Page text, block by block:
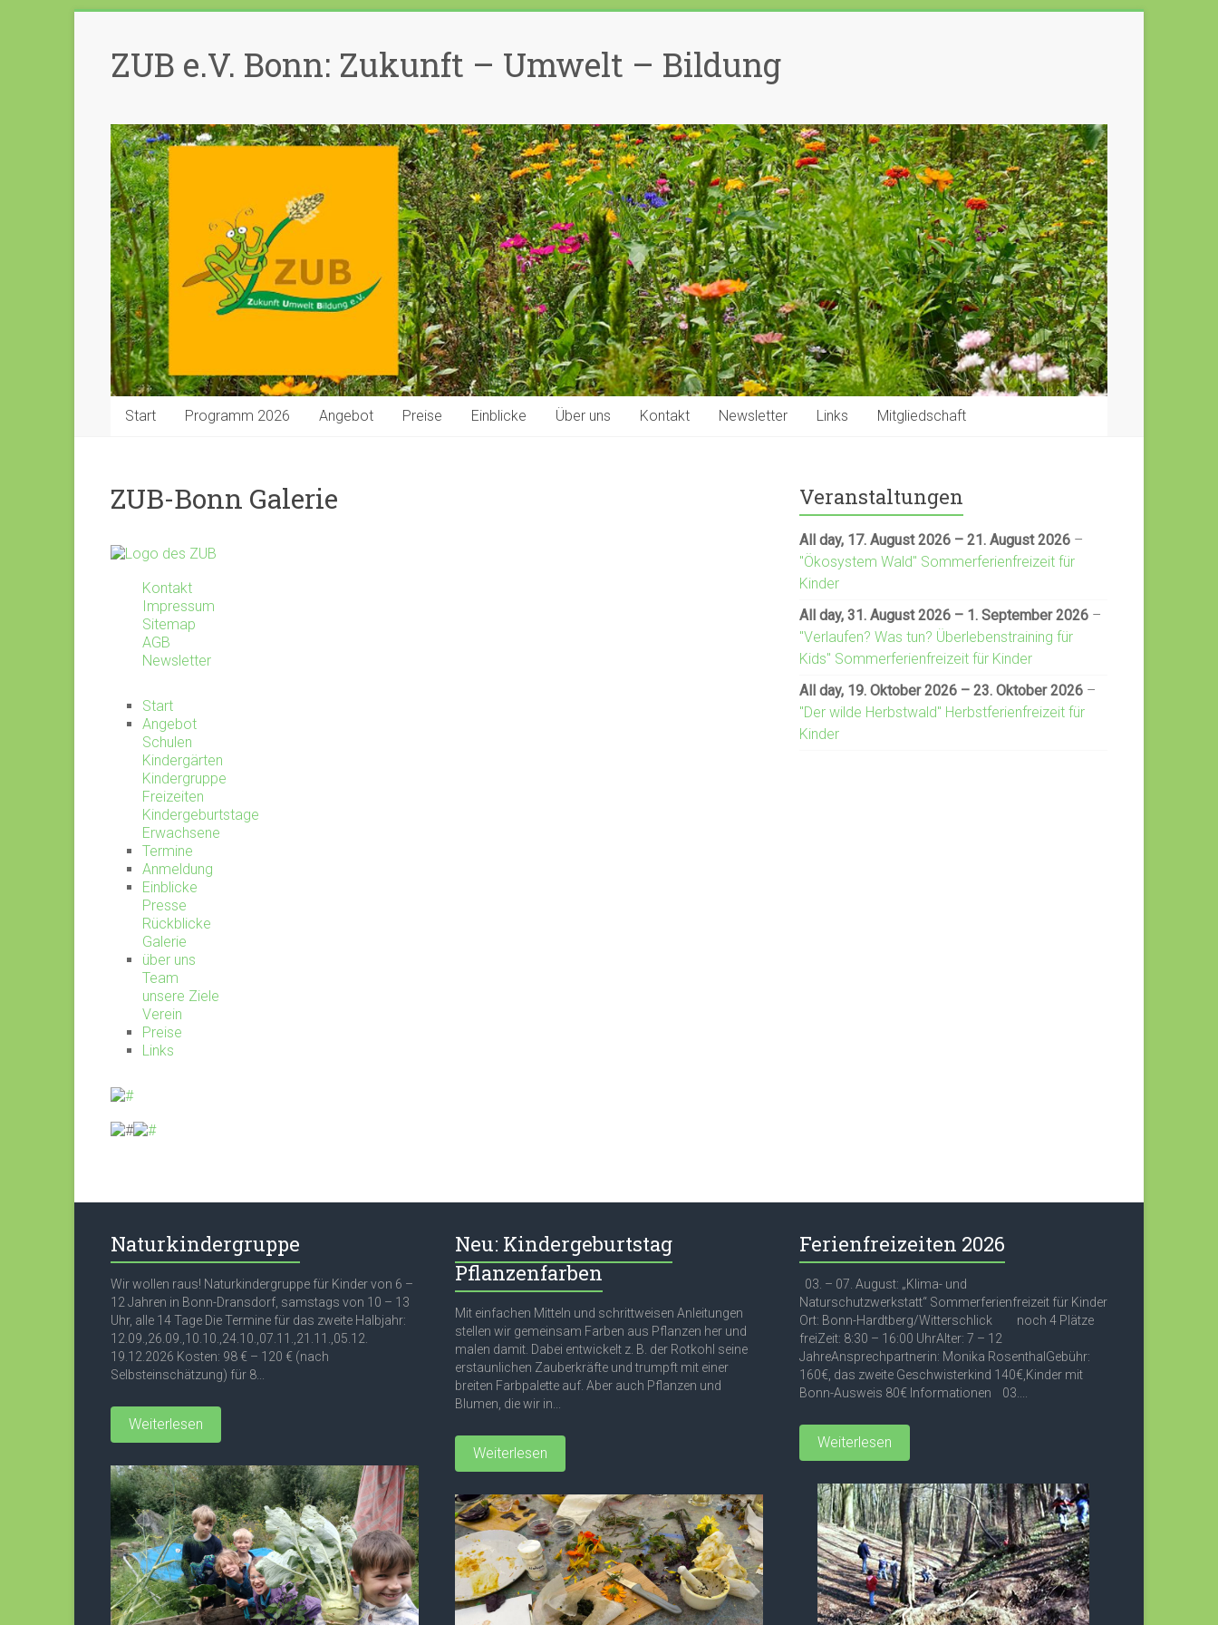
springenZUB e.V. Bonn: Zukunft – Umwelt – Bildung
Start Programm 2026 Angebot Preise Einblicke Über uns Kontakt Newsletter Links Mitgliedschaft
ZUB-Bonn Galerie
Kontakt
Impressum
Sitemap
AGB
Newsletter
Start
Angebot
Schulen
Kindergärten
Kindergruppe
Freizeiten
Kindergeburtstage
Erwachsene
Termine
Anmeldung
Einblicke
Presse
Rückblicke
Galerie
über uns
Team
unsere Ziele
Verein
Preise
Links
Veranstaltungen
All day, 17. August 2026 – 21. August 2026 –
"Ökosystem Wald" Sommerferienfreizeit für
Kinder
All day,31. August 2026 – 1. September 2026 –
"Verlaufen? Was tun? Überlebenstraining für
Kids" Sommerferienfreizeit für Kinder
All day, 19. Oktober 2026 – 23. Oktober 2026 –
"Der wilde Herbstwald" Herbstferienfreizeit für
Kinder
Naturkindergruppe
Wir wollen raus! Naturkindergruppe für Kinder von 6 –
12 Jahren in Bonn-Dransdorf, samstags von 10 – 13
Uhr, alle 14 Tage Die Termine für das zweite Halbjahr:
12.09.,26.09.,10.10.,24.10.,07.11.,21.11.,05.12.
19.12.2026 Kosten: 98 € – 120 € (nach
Selbsteinschätzung) für 8...
Weiterlesen
Neu: Kindergeburtstag
Pflanzenfarben
Mit einfachen Mitteln und schrittweisen Anleitungen
stellen wir gemeinsam Farben aus Pflanzen her und
malen damit. Dabei entwickelt z. B. der Rotkohl seine
erstaunlichen Zauberkräfte und trumpft mit einer
breiten Farbpalette auf. Aber auch Pflanzen und
Blumen, die wir in...
Weiterlesen
Ferienfreizeiten 2026
03. – 07. August: „Klima- und
Naturschutzwerkstatt“ Sommerferienfreizeit für Kinder
Ort: Bonn-Hardtberg/Witterschlick noch 4 Plätze
freiZeit: 8:30 – 16:00 UhrAlter: 7 – 12
JahreAnsprechpartnerin: Monika RosenthalGebühr:
160€, das zweite Geschwisterkind 140€,Kinder mit
Bonn-Ausweis 80€ Informationen 03....
Weiterlesen